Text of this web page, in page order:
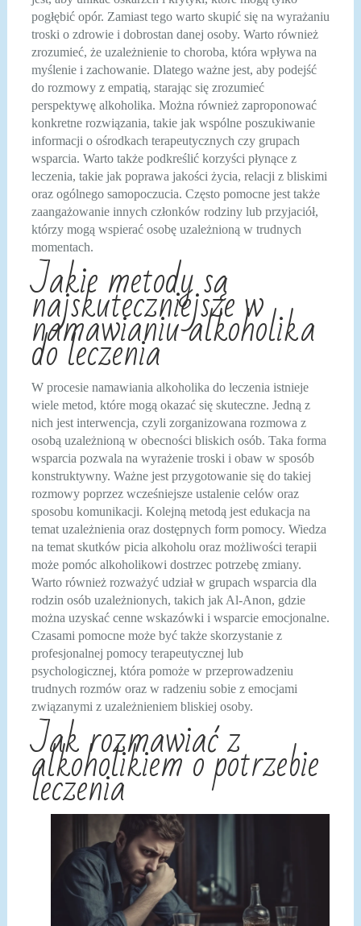
pogłębić opór. Zamiast tego warto skupić się na wyrażaniu
troski o zdrowie i dobrostan danej osoby. Warto również
zrozumieć, że uzależnienie to choroba, która wpływa na
myślenie i zachowanie. Dlatego ważne jest, aby podejść
do rozmowy z empatią, starając się zrozumieć
perspektywę alkoholika. Można również zaproponować
konkretne rozwiązania, takie jak wspólne poszukiwanie
informacji o ośrodkach terapeutycznych czy grupach
wsparcia. Warto także podkreślić korzyści płynące z
leczenia, takie jak poprawa jakości życia, relacji z bliskimi
oraz ogólnego samopoczucia. Często pomocne jest także
zaangażowanie innych członków rodziny lub przyjaciół,
którzy mogą wspierać osobę uzależnioną w trudnych
momentach.
Jakie metody są
najskuteczniejsze w
namawianiu alkoholika
do leczenia
W procesie namawiania alkoholika do leczenia istnieje
wiele metod, które mogą okazać się skuteczne. Jedną z
nich jest interwencja, czyli zorganizowana rozmowa z
osobą uzależnioną w obecności bliskich osób. Taka forma
wsparcia pozwala na wyrażenie troski i obaw w sposób
konstruktywny. Ważne jest przygotowanie się do takiej
rozmowy poprzez wcześniejsze ustalenie celów oraz
sposobu komunikacji. Kolejną metodą jest edukacja na
temat uzależnienia oraz dostępnych form pomocy. Wiedza
na temat skutków picia alkoholu oraz możliwości terapii
może pomóc alkoholikowi dostrzec potrzebę zmiany.
Warto również rozważyć udział w grupach wsparcia dla
rodzin osób uzależnionych, takich jak Al-Anon, gdzie
można uzyskać cenne wskazówki i wsparcie emocjonalne.
Czasami pomocne może być także skorzystanie z
profesjonalnej pomocy terapeutycznej lub
psychologicznej, która pomoże w przeprowadzeniu
trudnych rozmów oraz w radzeniu sobie z emocjami
związanymi z uzależnieniem bliskiej osoby.
Jak rozmawiać z
alkoholikiem o potrzebie
leczenia